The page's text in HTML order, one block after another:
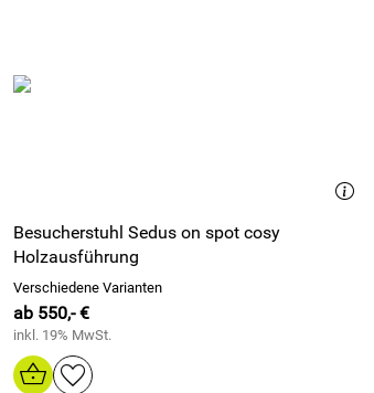
Besucherstuhl Sedus on spot cosy
Holzausführung
Verschiedene Varianten
ab 550,- €
inkl. 19% MwSt.